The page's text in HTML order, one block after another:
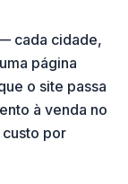
cada cidade,
página
o site passa
à venda no
por